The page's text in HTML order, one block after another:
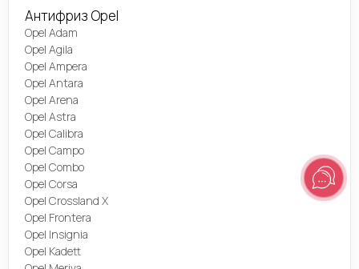
Антифриз Opel
Opel Adam
Opel Agila
Opel Ampera
Opel Antara
Opel Arena
Opel Astra
Opel Calibra
Opel Campo
Opel Combo
Opel Corsa
Opel Crossland X
Opel Frontera
Opel Insignia
Opel Kadett